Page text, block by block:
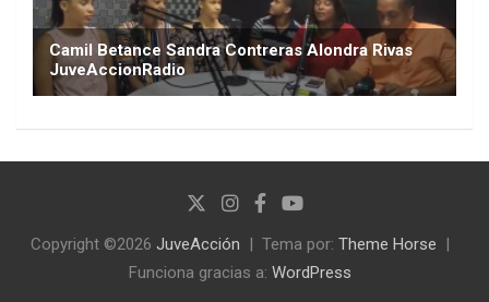
Copyright ©2026 JuveAcción Tema por: Theme Horse
Funciona gracias a: WordPress